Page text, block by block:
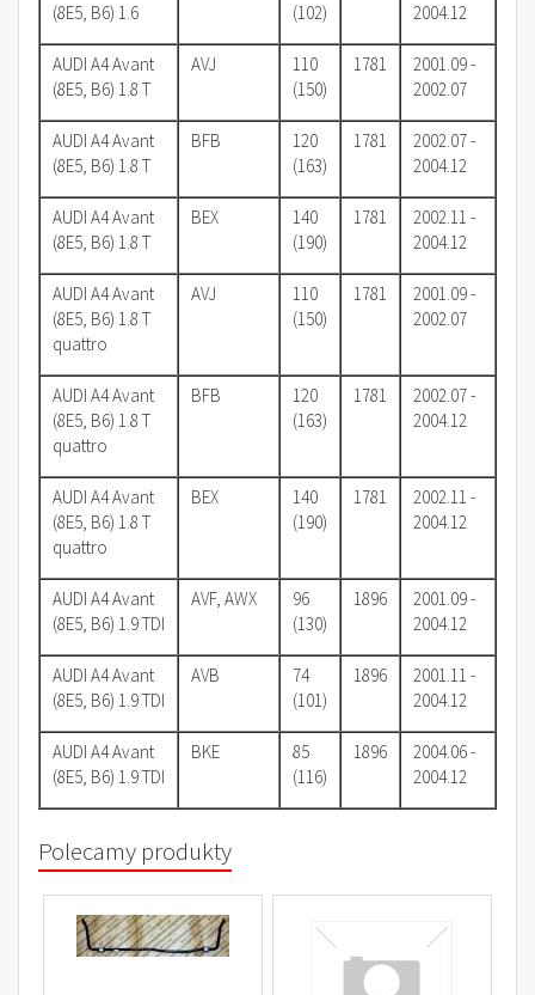
(8E5, B6) 1.6
(102)
2004.12
AUDI A4 Avant
(8E5, B6) 1.8 T
AVJ
110
(150)
1781
2001.09 -
2002.07
AUDI A4 Avant
(8E5, B6) 1.8 T
BFB
120
(163)
1781
2002.07 -
2004.12
AUDI A4 Avant
(8E5, B6) 1.8 T
BEX
140
(190)
1781
2002.11 -
2004.12
AUDI A4 Avant
(8E5, B6) 1.8 T
quattro
AVJ
110
(150)
1781
2001.09 -
2002.07
AUDI A4 Avant
(8E5, B6) 1.8 T
quattro
BFB
120
(163)
1781
2002.07 -
2004.12
AUDI A4 Avant
(8E5, B6) 1.8 T
quattro
BEX
140
(190)
1781
2002.11 -
2004.12
AUDI A4 Avant
(8E5, B6) 1.9 TDI
AVF, AWX
96
(130)
1896
2001.09 -
2004.12
AUDI A4 Avant
(8E5, B6) 1.9 TDI
AVB
74
(101)
1896
2001.11 -
2004.12
AUDI A4 Avant
(8E5, B6) 1.9 TDI
BKE
85
(116)
1896
2004.06 -
2004.12
Polecamy produkty